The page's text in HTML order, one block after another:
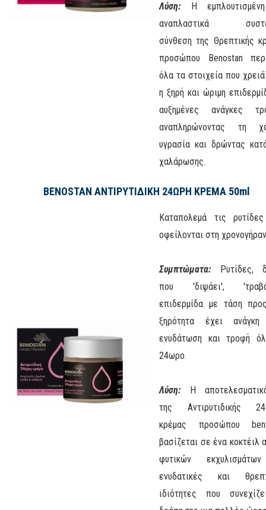
Λύση: Η
αναπλαστικά
σύνθεση της Θρεπτικής
προσώπου Βenostan
όλα τα στοιχεία που
η ξηρή και ώριμη
αυξημένες ανάγκες
αναπληρώνοντας τη
υγρασία και δρώντας
χαλάρωσης.
BENOSTAN ΑΝΤΙΡΥΤΙΔΙΚΗ 24ΩΡΗ ΚΡΕΜΑ 50ml
Καταπολεμά τις
οφείλονται στη
Συμπτώματα: Ρυτίδες,
που 'διψάει',
επιδερμίδα με τάση
ξηρότητα έχει
ενυδάτωση και τροφή
24ωρο.
Λύση: Η
της Αντιρυτιδικής
κρέμας προσώπου
βασίζεται σε ένα κοκτέιλ
φυτικών
ενυδατικές και
ιδιότητες που